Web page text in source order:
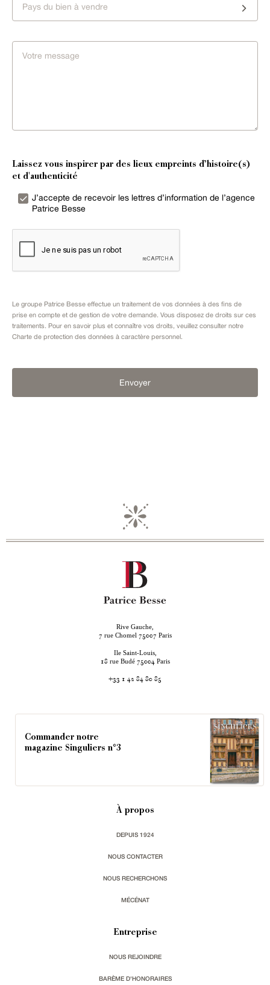
Pays du bien à vendre
Laissez vous inspirer par des lieux empreints d’histoire(s)
et d'authenticité
J’accepte de recevoir les lettres d’information de l’agence
Patrice Besse
Le groupe Patrice Besse effectue un traitement de vos données à des fins de
prise en compte et de gestion de votre demande. Vous disposez de droits sur ces
traitements. Pour en savoir plus et connaître vos droits, veuillez consulter notre
Charte de protection des données à caractère personnel .
Envoyer
Rive Gauche,
7 rue Chomel 75007 Paris
Ile Saint-Louis,
18 rue Budé 75004 Paris
+33 1 42 84 80 85
Commander notre
magazine Singuliers n°3
À propos
DEPUIS 1924
NOUS CONTACTER
NOUS RECHERCHONS
MÉCÉNAT
Entreprise
NOUS REJOINDRE
BARÈME D'HONORAIRES